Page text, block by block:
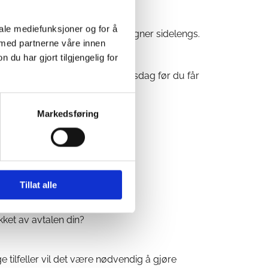
mediefunksjoner og for å
partnerne våre innen
du har gjort tilgjengelig for
Markedsføring
Tillat alle
Ute stormer det og det regner sidelengs.
lekker! Hva nå?
vente helt til neste regnværsdag før du får
Frem med bøtter og baljer!
av avtalen din?
tilfeller vil det være nødvendig å gjøre